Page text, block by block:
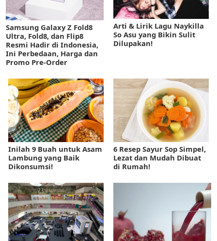
Samsung Galaxy Z Fold8
Ultra, Fold8, dan Flip8
Resmi Hadir di Indonesia,
Ini Perbedaan, Harga dan
Promo Pre-Order
Arti & Lirik Lagu Naykilla
So Asu yang Bikin Sulit
Dilupakan!
Inilah 9 Buah untuk Asam
Lambung yang Baik
Dikonsumsi!
6 Resep Sayur Sop Simpel,
Lezat dan Mudah Dibuat
di Rumah!